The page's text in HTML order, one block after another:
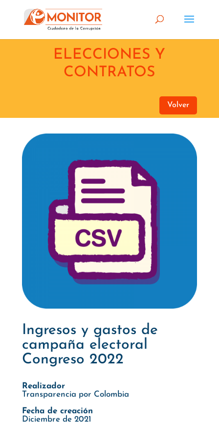
ELECCIONES Y
CONTRATOS
Volver
Ingresos y gastos de
campaña electoral
Congreso 2022
Realizador
Transparencia por Colombia
Fecha de creación
Diciembre de 2021